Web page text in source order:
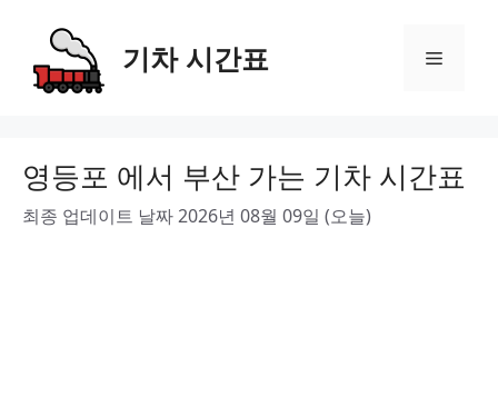
content
기차 시간표 Menu
영등포 에서 부산 가는 기차 시간표
최종 업데이트 날짜 2026년 08월 09일 (오늘)